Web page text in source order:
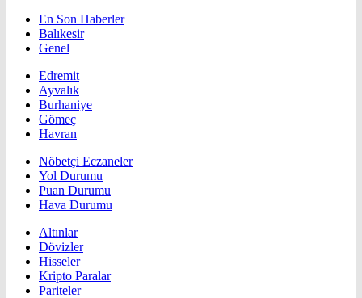
En Son Haberler
Balıkesir
Genel
Edremit
Ayvalık
Burhaniye
Gömeç
Havran
Nöbetçi Eczaneler
Yol Durumu
Puan Durumu
Hava Durumu
Altınlar
Dövizler
Hisseler
Kripto Paralar
Pariteler